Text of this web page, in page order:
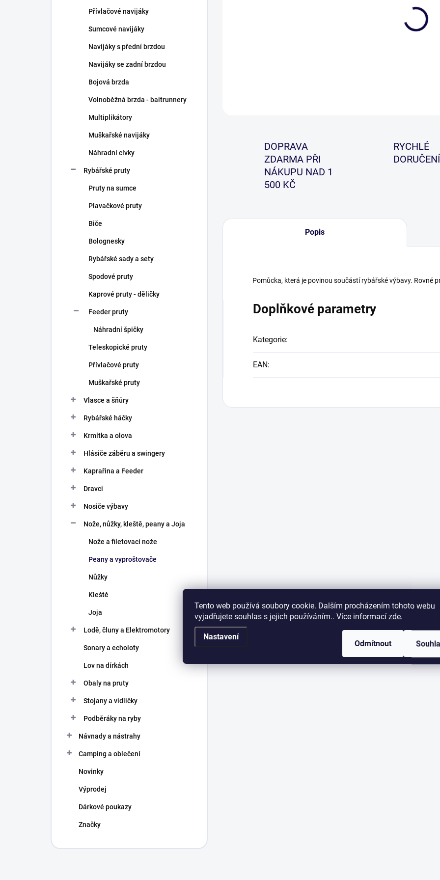
Tento web používá soubory cookie. Dalším procházením tohoto webu
vyjadřujete souhlas s jejich používáním.. Více informací zde.
Nastavení
Odmítnout
Přívlačové navijáky
Sumcové navijáky
Navijáky s přední brzdou
Navijáky se zadní brzdou
Bojová brzda
Volnoběžná brzda - baitrunnery
Multiplikátory
Muškařské navijáky
Náhradní cívky
Rybářské pruty
Pruty na sumce
Plavačkové pruty
Biče
Bolognesky
Rybářské sady a sety
Spodové pruty
Kaprové pruty - děličky
Feeder pruty
Náhradní špičky
Teleskopické pruty
Přívlačové pruty
Muškařské pruty
Vlasce a šňůry
Rybářské háčky
Krmítka a olova
Hlásiče záběru a swingery
Kaprařina a Feeder
Dravci
Nosiče výbavy
Nože, nůžky, kleště, peany a Joja
Nože a filetovací nože
Peany a vyproštovače
Nůžky
Kleště
Joja
Lodě, čluny a Elektromotory
Sonary a echoloty
Lov na dírkách
Obaly na pruty
Stojany a vidličky
Podběráky na ryby
Návnady a nástrahy
Camping a oblečení
Novinky
Výprodej
Dárkové poukazy
Značky
DOPRAVA
ZDARMA PŘI
NÁKUPU NAD 1
500 KČ
RYCHLÉ
DORUČENÍ
Popis
Pomůcka, která je povinou součástí rybářské výbavy. Rovné
Doplňkové parametry
Kategorie:
EAN: